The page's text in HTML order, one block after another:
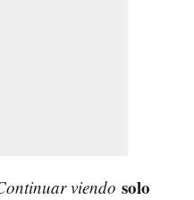
viendo solo